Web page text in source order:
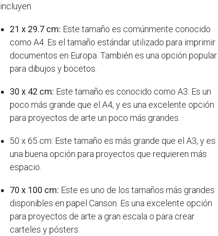
incluyen:
21 x 29.7 cm: Este tamaño es comúnmente conocido
como A4. Es el tamaño estándar utilizado para imprimir
documentos en Europa. También es una opción popular
para dibujos y bocetos.
30 x 42 cm: Este tamaño es conocido como A3. Es un
poco más grande que el A4, y es una excelente opción
para proyectos de arte un poco más grandes.
50 x 65 cm: Este tamaño es más grande que el A3, y es
una buena opción para proyectos que requieren más
espacio.
70 x 100 cm: Este es uno de los tamaños más grandes
disponibles en papel Canson. Es una excelente opción
para proyectos de arte a gran escala o para crear
carteles y pósters.